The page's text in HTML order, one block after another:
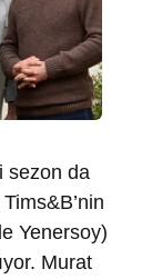
sezon da
Yenersoy)
Murat